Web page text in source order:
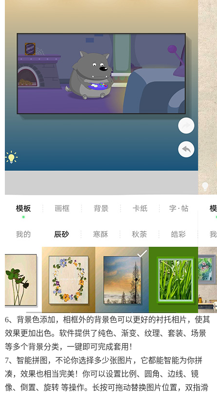
6、背景色添加，相框外的背景色可以更好的衬托相片，使其
效果更加出色。软件提供了纯色、渐变、纹理、套装、场景
等多个背景分类，一键即可完成套用！
7、智能拼图，不论你选择多少张图片，它都能智能为你拼
凑，效果也相当完美！你可以设置比例、圆角、边线、镜
像、倒置、旋转 等操作。长按可拖动替换图片位置，双指滑